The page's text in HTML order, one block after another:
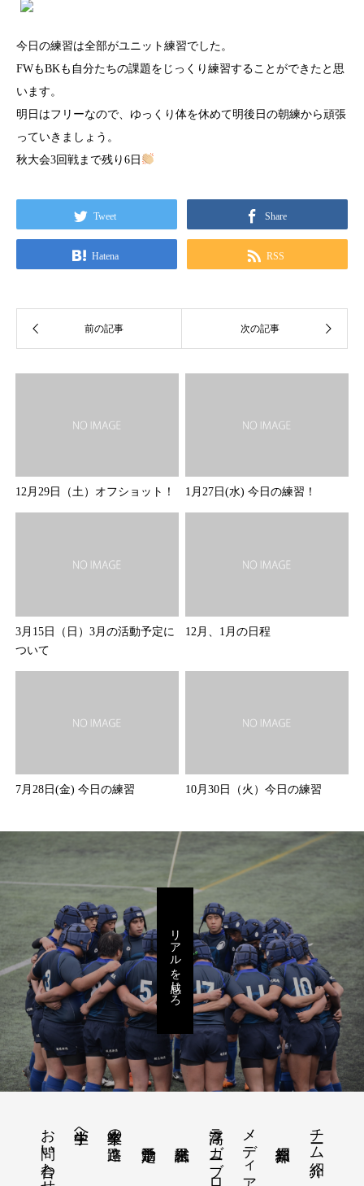
今日の練習は全部がユニット練習でした。
FWもBKも自分たちの課題をじっくり練習することができたと思
います。
明日はフリーなので、ゆっくり体を休めて明後日の朝練から頑張
っていきましょう。
秋大会3回戦まで残り6日
Tweet Share
Hatena RSS
12月29日（土）オフショット！ 1月27日(水) 今日の練習！
3月15日（日）3月の活動予定に
ついて
12月、1月の日程
7月28日(金) 今日の練習 10月30日（火）今日の練習
リアルを感じろ
チーム紹介
メディア情報
浮高ラガー（ブログ）
卒業生の進路
中学生へ
お問い合わせ